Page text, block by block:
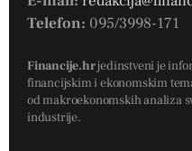
Telefon: 095/3998-171
Financije.hrjedinstveni je
financijskim i ekonomskim
od makroekonomskih analiza
industrije.